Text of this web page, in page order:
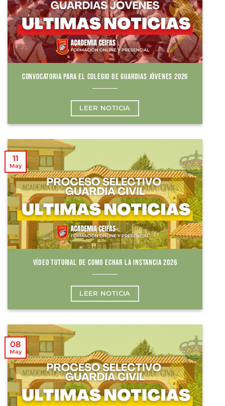
CONVOCATORIA PARA EL COLEGIO DE GUARDIAS JÓVENES 2026
LEER NOTICIA
VÍDEO TUTORIAL DE COMO ECHAR LA INSTANCIA 2026
LEER NOTICIA
11
May
08
May